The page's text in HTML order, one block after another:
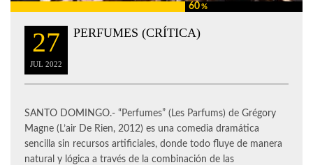
60%
27
JUL 2022
PERFUMES (CRÍTICA)
SANTO DOMINGO.- “Perfumes” (Les Parfums) de Grégory
Magne (L’air De Rien, 2012) es una comedia dramática
sencilla sin recursos artificiales, donde todo fluye de manera
natural y lógica a través de la combinación de las